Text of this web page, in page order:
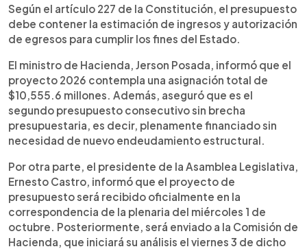
tras su ingreso formal. Educación, Salud y
Seguridad recibirán incrementos notables:
$1,524.7 millones, $1,325 millones y $1,037.2
presupuesto 2025 también se presentó como
equilibrado, ha tenido 37 reformas que suman más
de $599 millones en préstamos. Este proceso es
clave para definir prioridades nacionales y medir la
sostenibilidad fiscal del país.
Según el artículo 227 de la Constitución, el presupuesto
debe contener la estimación de ingresos y autorización
de egresos para cumplir los fines del Estado.
El ministro de Hacienda, Jerson Posada, informó que el
proyecto 2026 contempla una asignación total de
$10,555.6 millones. Además, aseguró que es el
segundo presupuesto consecutivo sin brecha
presupuestaria, es decir, plenamente financiado sin
necesidad de nuevo endeudamiento estructural.
Por otra parte, el presidente de la Asamblea Legislativa,
Ernesto Castro, informó que el proyecto de
presupuesto será recibido oficialmente en la
correspondencia de la plenaria del miércoles 1 de
octubre. Posteriormente, será enviado a la Comisión de
Hacienda, que iniciará su análisis el viernes 3 de dicho